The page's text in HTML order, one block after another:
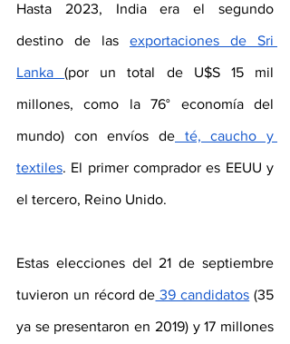
Hasta 2023, India era el segundo
destino de las exportaciones de Sri
Lanka (por un total de U$S 15 mil
millones, como la 76° economía del
mundo) con envíos de té, caucho y
textiles. El primer comprador es EEUU y
el tercero, Reino Unido.
Estas elecciones del 21 de septiembre
tuvieron un récord de 39 candidatos (35
ya se presentaron en 2019) y 17 millones